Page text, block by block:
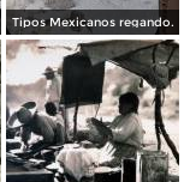
Tipos Mexicanos regando.